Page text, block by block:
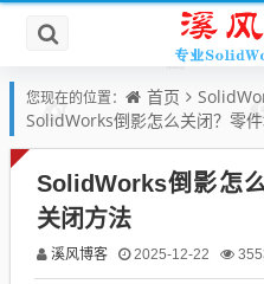
您现在的位置： 首页
SolidWorks倒影怎么关闭？零
SolidWorks倒影怎
关闭方法
溪风博客 2025-12-22